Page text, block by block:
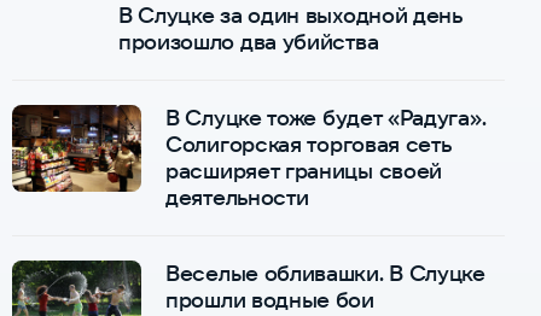
В Слуцке за один выходной день
произошло два убийства
В Слуцке тоже будет «Радуга».
Солигорская торговая сеть
расширяет границы своей
деятельности
Веселые обливашки. В Слуцке
прошли водные бои